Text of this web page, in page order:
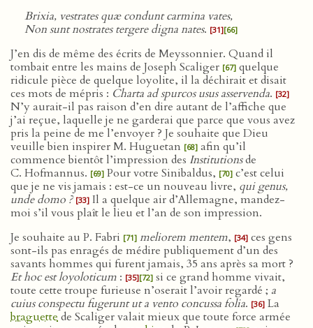
Brixia, vestrates quæ condunt carmina vates,
Non sunt nostrates tergere digna nates. [31][66]
J’en dis de même des écrits de Meyssonnier. Quand il
tombait entre les mains de Joseph Scaliger [67] quelque
ridicule pièce de quelque loyolite, il la déchirait et disait
ces mots de mépris : Charta ad spurcos usus asservenda. [32]
N’y aurait-il pas raison d’en dire autant de l’affiche que
j’ai reçue, laquelle je ne garderai que parce que vous avez
pris la peine de me l’envoyer ? Je souhaite que Dieu
veuille bien inspirer M. Huguetan [68] afin qu’il
commence bientôt l’impression des Institutionsde
C. Hofmannus. [69] Pour votre Sinibaldus, [70] c’est celui
que je ne vis jamais : est-ce un nouveau livre, qui genus,
unde domo ? [33] Il a quelque air d’Allemagne, mandez-
moi s’il vous plaît le lieu et l’an de son impression.
Je souhaite au P. Fabri [71] meliorem mentem, [34] ces gens
sont-ils pas enragés de médire publiquement d’un des
savants hommes qui furent jamais, 35 ans après sa mort ?
Et hoc est loyoloticum : [35][72] si ce grand homme vivait,
toute cette troupe furieuse n’oserait l’avoir regardé ; a
cuius conspectu fugerunt ut a vento concussa folia. [36] La
braguettede Scaliger valait mieux que toute force armée